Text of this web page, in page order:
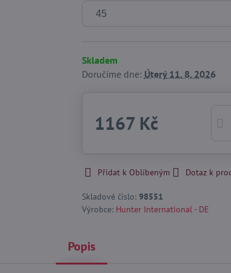
Skladem
Doručíme dne: Úterý11. 8. 2026
1167 Kč
Přidat k Oblíbeným Dotaz k
Skladové číslo: 98551
Výrobce: Hunter International - DE
Popis